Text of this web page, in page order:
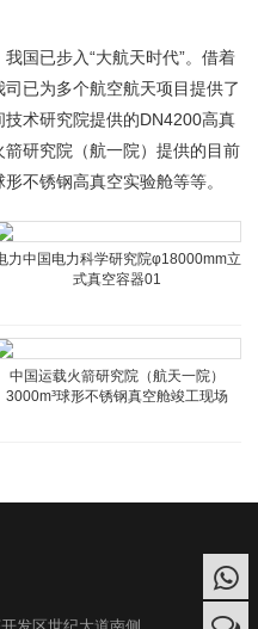
国已步入“大航天时代”。借着
已为多个航空航天项目提供了
术研究院提供的DN4200高真
研究院（航一院）提供的目前
不锈钢高真空实验舱等等。
力中国电力科学研究院φ18000mm立
式真空容器01
中国运载火箭研究院（航天一院）
3000m³球形不锈钢真空舱竣工现场